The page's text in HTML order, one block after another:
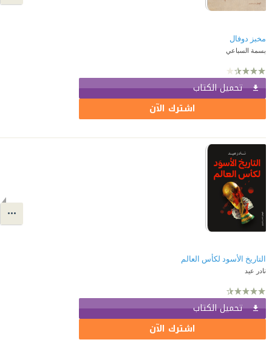
مخبز دوفال
بسمة السباعي
تحميل الكتاب
اشترك الآن
التاريخ الأسود لكأس العالم
نادر عيد
تحميل الكتاب
اشترك الآن